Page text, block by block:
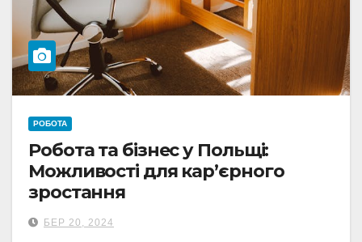
РОБОТА
Робота та бізнес у Польщі:
Можливості для кар’єрного
зростання
БЕР 20, 2024